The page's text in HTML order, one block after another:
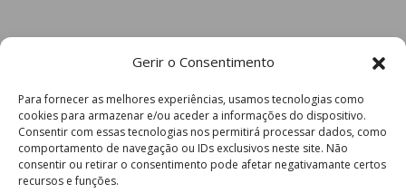
Gerir o Consentimento
Para fornecer as melhores experiências, usamos tecnologias como
cookies para armazenar e/ou aceder a informações do dispositivo.
Consentir com essas tecnologias nos permitirá processar dados, como
comportamento de navegação ou IDs exclusivos neste site. Não
consentir ou retirar o consentimento pode afetar negativamante certos
recursos e funções.